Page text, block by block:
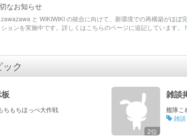
なお知らせ
zawazawa と WIKIWIKI の統合に向けて、新環境での再構築がほぼ
ションを実施中です。詳しくはこちらのページに追記しています。
ク
ちもちほっぺ大作戦
2位
雑談
艦隊こ
雑談